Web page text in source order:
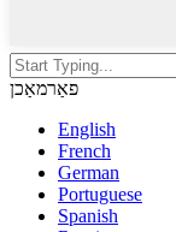
פאַרמאַכן
English
French
German
Portuguese
Spanish